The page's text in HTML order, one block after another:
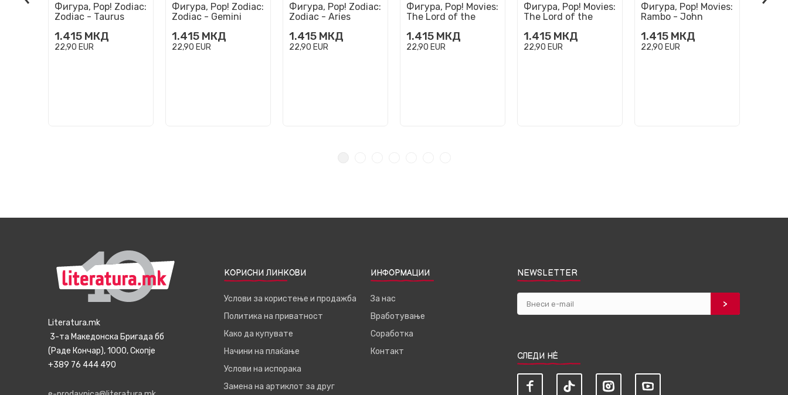
Фигура, Pop! Zodiac:
Zodiac - Taurus
1.415 МКД
22,90 EUR
Фигура, Pop! Zodiac:
Zodiac - Gemini
1.415 МКД
22,90 EUR
Фигура, Pop! Zodiac:
Zodiac - Aries
1.415 МКД
22,90 EUR
Фигура, Pop! Movies:
The Lord of the
1.415 МКД
22,90 EUR
Фигура, Pop! Movies:
The Lord of the
1.415 МКД
22,90 EUR
Фигура, Pop! Movies:
Rambo - John
1.415 МКД
22,90 EUR
Literatura.mk
3-та Македонска Бригада бб
(Раде Кончар), 1000, Скопје
+389 76 444 490
КОРИСНИ ЛИНКОВИ
Услови за користење и продажба
Политика на приватност
Како да купувате
Начини на плаќање
Услови на испорака
Замена на артиклот за друг
ИНФОРМАЦИИ
За нас
Вработување
Соработка
Контакт
NEWSLETTER
СЛЕДИ НЀ